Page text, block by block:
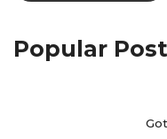
Popular